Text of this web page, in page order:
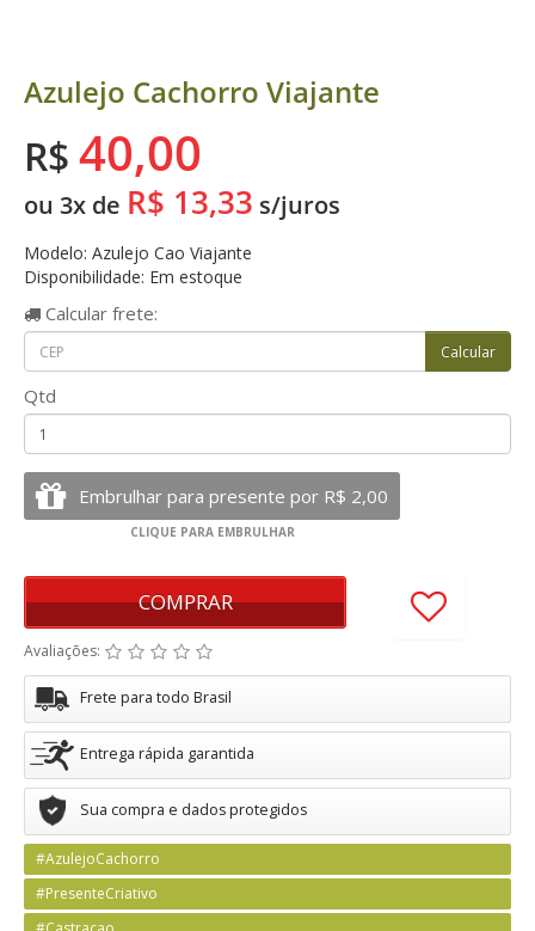
Azulejo Cachorro Viajante
R$ 40,00
ou 3x de R$ 13,33 s/juros
Modelo: Azulejo Cao Viajante
Disponibilidade: Em estoque
Calcular frete:
Qtd
COMPRAR
Avaliações:
Frete para todo Brasil
Entrega rápida garantida
Sua compra e dados protegidos
#AzulejoCachorro
#PresenteCriativo